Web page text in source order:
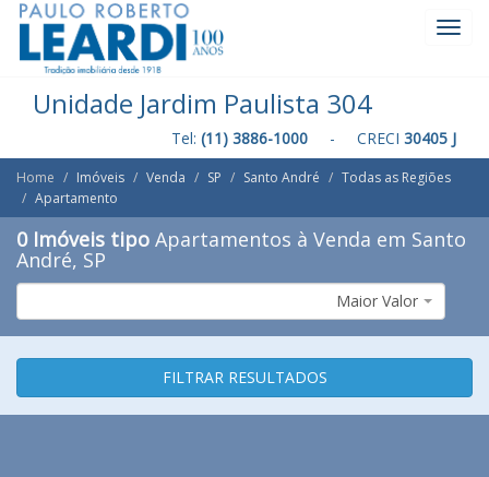
Unidade Jardim Paulista 304
Tel: (11) 3886-1000 - CRECI 30405 J
Home Imóveis Venda SP Santo André
Todas as Regiões
Apartamento
0 Imóveis tipo Apartamentos à Venda em Santo
André, SP
Maior Valor
FILTRAR RESULTADOS